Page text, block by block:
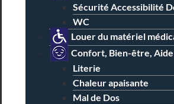
Sécurité Accessibilité
WC
Louer du matériel
Confort, Bien-être,
Literie
Chaleur apaisante
Mal de Dos